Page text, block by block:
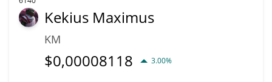
Kekius Maximus
KM
$0,00008118 3.00%